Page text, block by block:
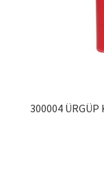
300004 ÜRGÜP